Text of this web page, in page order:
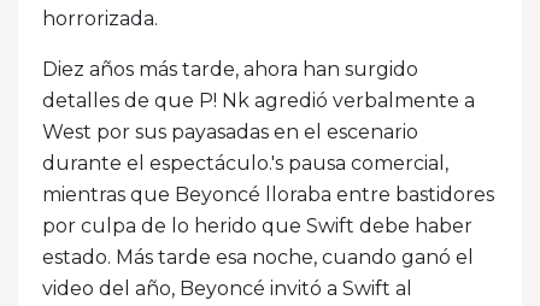
horrorizada.
Diez años más tarde, ahora han surgido
detalles de que P! Nk agredió verbalmente a
West por sus payasadas en el escenario
durante el espectáculo.'s pausa comercial,
mientras que Beyoncé lloraba entre bastidores
por culpa de lo herido que Swift debe haber
estado. Más tarde esa noche, cuando ganó el
video del año, Beyoncé invitó a Swift al